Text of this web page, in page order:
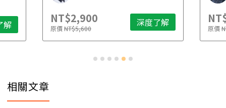
解 NT$2,900
原價NT$5,600 深度了解 原價
相關文章